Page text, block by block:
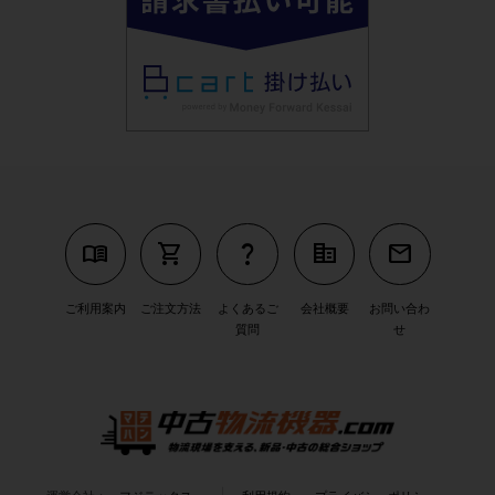
menu_book
ご利用案内
shopping_cart
ご注文方法
question_mark
よくあるご
質問
corporate_fare
会社概要
mail
お問い合わ
せ